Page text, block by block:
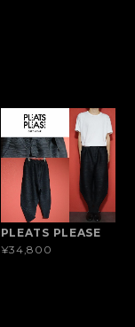
PLEATS PLEASE
¥34,800